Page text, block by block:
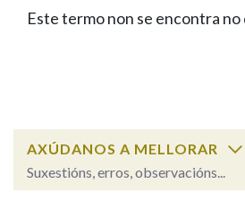
FIGURAS
PORTAL
Facebook
TwitterYoutubeInstagram
Bluesky
BUSCAR NOS LEMAS
Remata por
Este termo non se encontra no
AXÚDANOS A MELLORAR
Suxestións, erros, observacións...